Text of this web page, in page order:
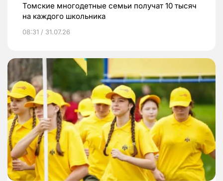
Томские многодетные семьи получат 10 тысяч
на каждого школьника
08:31 / 31.07.26